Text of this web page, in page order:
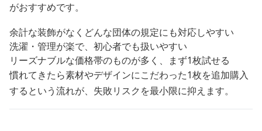
がおすすめです。
余計な装飾がなくどんな団体の規定にも対応しやすい
洗濯・管理が楽で、初心者でも扱いやすい
リーズナブルな価格帯のものが多く、まず1枚試せる
慣れてきたら素材やデザインにこだわった1枚を追加購入
するという流れが、失敗リスクを最小限に抑えます。